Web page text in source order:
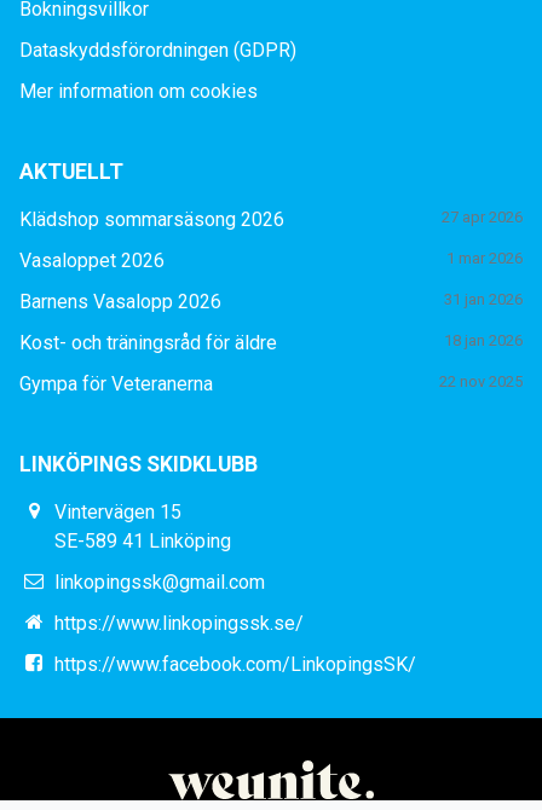
Bokningsvillkor
Dataskyddsförordningen (GDPR)
Mer information om cookies
AKTUELLT
Klädshop sommarsäsong 2026 27 apr 2026
Vasaloppet 2026 1 mar 2026
Barnens Vasalopp 2026 31 jan 2026
Kost- och träningsråd för äldre 18 jan 2026
Gympa för Veteranerna 22 nov 2025
LINKÖPINGS SKIDKLUBB
Vintervägen 15
SE-589 41 Linköping
linkopingssk@gmail.com
https://www.linkopingssk.se/
https://www.facebook.com/LinkopingsSK/